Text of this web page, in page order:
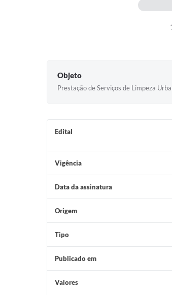
Objeto
Prestação de Serviços de Limpeza
Edital
Vigência
Data da assinatura
Origem
Tipo
Publicado em
Valores